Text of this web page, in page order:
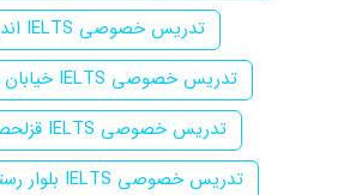
تدریس خصوصی IELTS اندیشه
تدریس خصوصی IELTS خیابان بهار کرج
تدریس خصوصی IELTS قزلحصار کرج
تدریس خصوصی IELTS بلوار رستاخیز کرج